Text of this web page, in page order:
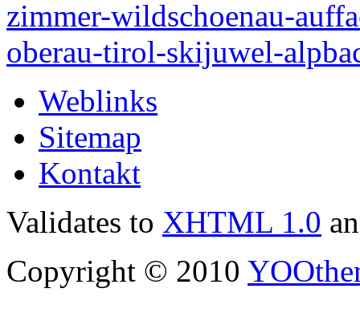
Weblinks
Sitemap
Kontakt
Validates to XHTML 1.0
Copyright © 2010